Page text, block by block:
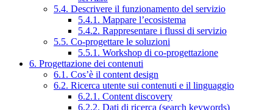
5.4. Descrivere il funzionamento del servizio
5.4.1. Mappare l’ecosistema
5.4.2. Rappresentare i flussi di servizio
5.5. Co-progettare le soluzioni
5.5.1. Workshop di co-progettazione
6. Progettazione dei contenuti
6.1. Cos’è il content design
6.2. Ricerca utente sui contenuti e il linguaggio
6.2.1. Content discovery
6.2.2. Dati di ricerca (search keywords)